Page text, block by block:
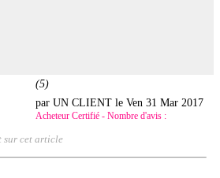
(5)
par UN CLIENT leVen 31 Mar 2017
Acheteur Certifié - Nombre d'avis :
sur cet article